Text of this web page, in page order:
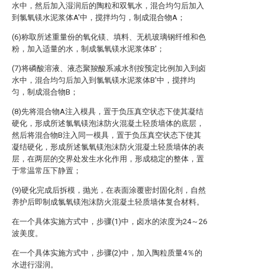
水中，然后加入湿润后的陶粒和双氧水，混合均匀后加入
到氯氧镁水泥浆体A′中，搅拌均匀，制成混合物A；
(6)称取所述重量份的氧化镁、填料、无机玻璃钢纤维和色
粉，加入适量的水，制成氯氧镁水泥浆体B′；
(7)将磷酸溶液、液态聚羧酸系减水剂按预定比例加入到卤
水中，混合均匀后加入到氯氧镁水泥浆体B′中，搅拌均
匀，制成混合物B；
(8)先将混合物A注入模具，置于负压真空状态下使其凝结
硬化，形成所述氯氧镁泡沫防火混凝土轻质墙体的底层，
然后将混合物B注入同一模具，置于负压真空状态下使其
凝结硬化，形成所述氯氧镁泡沫防火混凝土轻质墙体的表
层，在两层的交界处发生水化作用，形成稳定的整体，置
于常温常压下静置；
(9)硬化完成后拆模，抛光，在表面涂覆密封固化剂，自然
养护后即制成氯氧镁泡沫防火混凝土轻质墙体复合材料。
在一个具体实施方式中，步骤(1)中，卤水的浓度为24～26
波美度。
在一个具体实施方式中，步骤(2)中，加入陶粒质量4％的
水进行湿润。